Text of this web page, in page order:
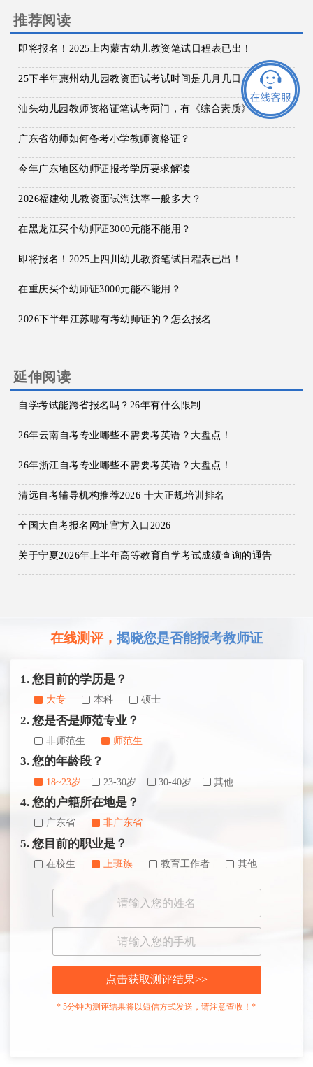
推荐阅读
即将报名！2025上内蒙古幼儿教资笔试日程表已出！
25下半年惠州幼儿园教资面试考试时间是几月几日
广东省幼师如何备考小学教师资格证？
今年广东地区幼师证报考学历要求解读
2026福建幼儿教资面试淘汰率一般多大？
在黑龙江买个幼师证3000元能不能用？
即将报名！2025上四川幼儿教资笔试日程表已出！
在重庆买个幼师证3000元能不能用？
2026下半年江苏哪有考幼师证的？怎么报名
延伸阅读
自学考试能跨省报名吗？26年有什么限制
26年云南自考专业哪些不需要考英语？大盘点！
26年浙江自考专业哪些不需要考英语？大盘点！
清远自考辅导机构推荐2026 十大正规培训排名
全国大自考报名网址官方入口2026
关于宁夏2026年上半年高等教育自学考试成绩查询的通告
在线测评， 揭晓您是否能报考教师证
1. 您目前的学历是？
大专 本科 硕士
2. 您是否是师范专业？
非师范生 师范生
3. 您的年龄段？
18~23岁 23-30岁 30-40岁 其他
4. 您的户籍所在地是？
广东省 非广东省
5. 您目前的职业是？
在校生 上班族 教育工作者 其他
点击获取测评结果>>
* 5分钟内测评结果将以短信方式发送，请注意查收！*